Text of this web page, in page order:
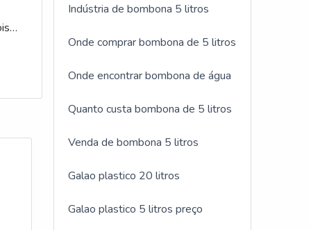
5
Indústria de bombona 5 litros
Onde comprar bombona de 5 litros
Onde encontrar bombona de água
Quanto custa bombona de 5 litros
Venda de bombona 5 litros
Galao plastico 20 litros
Galao plastico 5 litros preço